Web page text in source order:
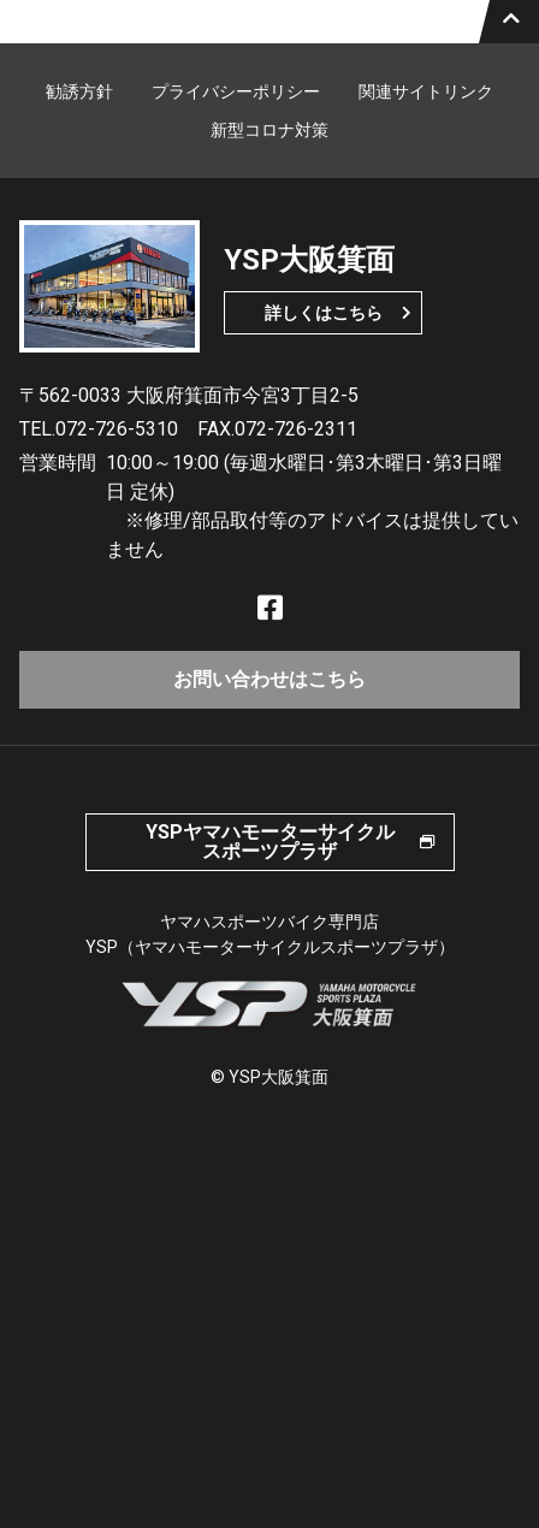
勧誘方針 プライバシーポリシー
関連サイトリンク
新型コロナ対策
YSP大阪箕面
詳しくはこちら
〒562-0033 大阪府箕面市今宮3丁目2-5
TEL.072-726-5310
FAX.072-726-2311
営業時間 10:00～19:00 (毎週水曜日･第3木曜日･第3日曜
日 定休)
※修理/部品取付等のアドバイスは提供してい
ません
お問い合わせはこちら
YSPヤマハモーターサイクル
スポーツプラザ
ヤマハスポーツバイク専門店
YSP（ヤマハモーターサイクルスポーツプラザ）
© YSP大阪箕面